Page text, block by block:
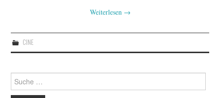
Weiterlesen →
CINE
Suche nach: